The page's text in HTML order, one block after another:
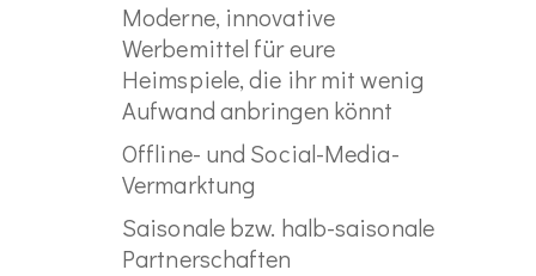
Moderne, innovative
Werbemittel für eure
Heimspiele, die ihr mit wenig
Aufwand anbringen könnt
Offline- und Social-Media-
Vermarktung
Saisonale bzw. halb-saisonale
Partnerschaften